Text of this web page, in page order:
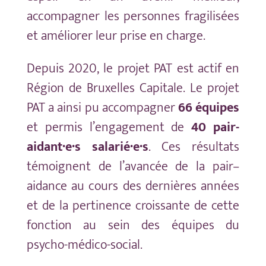
accompagner les personnes fragilisées
et améliorer leur prise en charge.
Depuis 2020, le projet PAT est actif en
Région de Bruxelles Capitale. Le projet
PATaainsi pu accompagner66 équipes
et permis l’engagement de40 pair-
aidant·e·s salarié·e·s. Ces résultats
témoignent de l’avancée de la pair–
aidance au cours des dernières années
et de la pertinence croissante de cette
fonction au sein des équipes du
psycho-médico-social.